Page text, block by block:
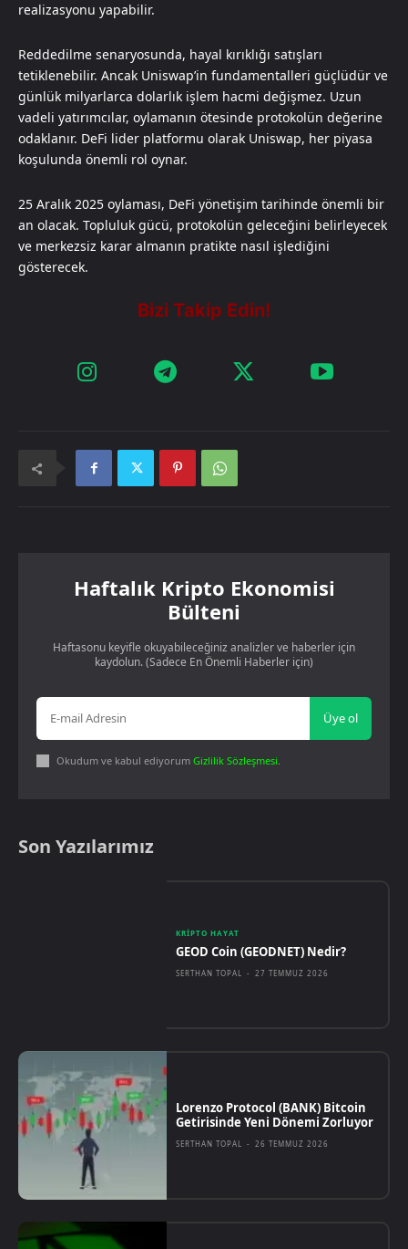
realizasyonu yapabilir.
Reddedilme senaryosunda, hayal kırıklığı satışları
tetiklenebilir. Ancak Uniswap’in fundamentalleri güçlüdür ve
günlük milyarlarca dolarlık işlem hacmi değişmez. Uzun
vadeli yatırımcılar, oylamanın ötesinde protokolün değerine
odaklanır. DeFi lider platformu olarak Uniswap, her piyasa
koşulunda önemli rol oynar.
25 Aralık 2025 oylaması, DeFi yönetişim tarihinde önemli bir
an olacak. Topluluk gücü, protokolün geleceğini belirleyecek
ve merkezsiz karar almanın pratikte nasıl işlediğini
gösterecek.
Haftalık Kripto Ekonomisi
Bülteni
Haftasonu keyifle okuyabileceğiniz analizler ve haberler için
kaydolun. (Sadece En Önemli Haberler için)
Üye ol
Okudum ve kabul ediyorum Gizlilik Sözleşmesi.
Son Yazılarımız
KRIPTO HAYAT
GEOD Coin (GEODNET) Nedir?
SERTHAN TOPAL - 27 TEMMUZ 2026
Lorenzo Protocol (BANK) Bitcoin
Getirisinde Yeni Dönemi Zorluyor
SERTHAN TOPAL - 26 TEMMUZ 2026